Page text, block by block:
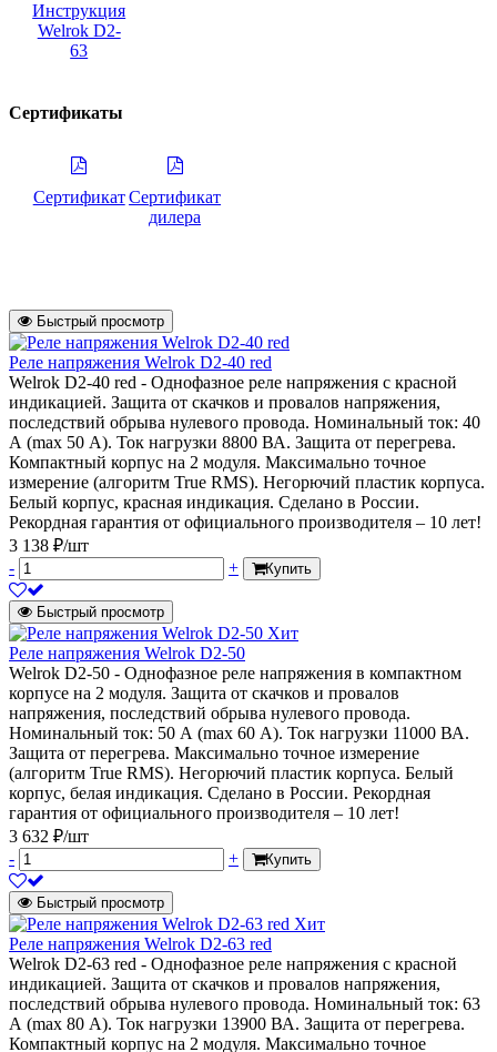
Инструкция
Welrok D2-
63
Сертификаты
СертификатСертификат
дилера
Быстрый просмотр
Реле напряжения Welrok D2-40 red
Welrok D2-40 red - Однофазное реле напряжения с красной
индикацией. Защита от скачков и провалов напряжения,
последствий обрыва нулевого провода. Номинальный ток: 40
А (max 50 А). Ток нагрузки 8800 ВА. Защита от перегрева.
Компактный корпус на 2 модуля. Максимально точное
измерение (алгоритм True RMS). Негорючий пластик корпуса.
Белый корпус, красная индикация. Сделано в России.
Рекордная гарантия от официального производителя – 10 лет!
3 138 ₽/шт
-
+ Купить
Быстрый просмотр
Хит
Реле напряжения Welrok D2-50
Welrok D2-50 - Однофазное реле напряжения в компактном
корпусе на 2 модуля. Защита от скачков и провалов
напряжения, последствий обрыва нулевого провода.
Номинальный ток: 50 А (max 60 А). Ток нагрузки 11000 ВА.
Защита от перегрева. Максимально точное измерение
(алгоритм True RMS). Негорючий пластик корпуса. Белый
корпус, белая индикация. Сделано в России. Рекордная
гарантия от официального производителя – 10 лет!
3 632 ₽/шт
-
+ Купить
Быстрый просмотр
Хит
Реле напряжения Welrok D2-63 red
Welrok D2-63 red - Однофазное реле напряжения с красной
индикацией. Защита от скачков и провалов напряжения,
последствий обрыва нулевого провода. Номинальный ток: 63
А (max 80 А). Ток нагрузки 13900 ВА. Защита от перегрева.
Компактный корпус на 2 модуля. Максимально точное